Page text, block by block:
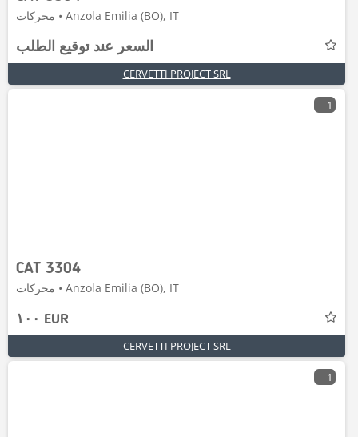
محركات • Anzola Emilia (BO), IT
السعر عند توقيع الطلب
CERVETTI PROJECT SRL
1
CAT 3304
محركات • Anzola Emilia (BO), IT
١٠٠ EUR
CERVETTI PROJECT SRL
1